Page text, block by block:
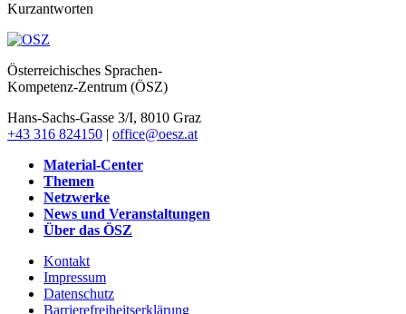
Kurzantworten
Österreichisches Sprachen-
Kompetenz-Zentrum (ÖSZ)
Hans-Sachs-Gasse 3/I, 8010 Graz
+43 316 824150 | office@oesz.at
Material-Center
Themen
Netzwerke
News und Veranstaltungen
Über das ÖSZ
Kontakt
Impressum
Datenschutz
Barrierefreiheitserklärung